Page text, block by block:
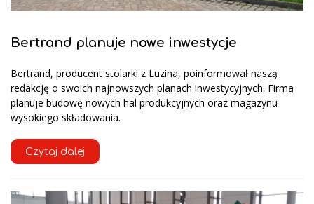
Bertrand planuje nowe inwestycje
Bertrand, producent stolarki z Luzina, poinformował naszą
redakcję o swoich najnowszych planach inwestycyjnych. Firma
planuje budowę nowych hal produkcyjnych oraz magazynu
wysokiego składowania.
Czytaj dalej